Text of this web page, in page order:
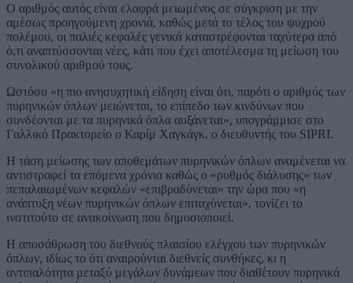
Ο αριθμός αυτός είναι ελαφρά μειωμένος σε σύγκριση με την
αμέσως προηγούμενη χρονιά, καθώς μετά το τέλος του ψυχρού
πολέμου, οι παλιές κεφαλές γενικά καταστρέφονται ταχύτερα από
ό,τι αναπτύσσονται νέες, κάτι που έχει αποτέλεσμα τη μείωση του
συνολικού αριθμού τους.
Ωστόσο «η πιο ανησυχητική είδηση είναι ότι, παρότι ο αριθμός των
πυρηνικών όπλων μειώνεται, το επίπεδο των κινδύνων που
συνδέονται με τα πυρηνικά όπλα αυξάνεται», υπογράμμισε στο
Γαλλικό Πρακτορείο ο Καρίμ Χαγκάγκ, ο διευθυντής του SIPRI.
Η τάση μείωσης των αποθεμάτων πυρηνικών όπλων αναμένεται να
αντιστραφεί τα επόμενα χρόνια καθώς ο «ρυθμός διάλυσης» των
πεπαλαιωμένων κεφαλών «επιβραδύνεται» την ώρα που «η
ανάπτυξη νέων πυρηνικών όπλων επιταχύνεται», τονίζει το
ινστιτούτο σε ανακοίνωση που δημοσιοποιεί.
Η αποσάθρωση του διεθνούς πλαισίου ελέγχου των πυρηνικών
όπλων, ιδίως το ότι αναιρούνται διεθνείς συνθήκες, κι η
αντιπαλότητα μεταξύ μεγάλων δυνάμεων που διαθέτουν πυρηνικά